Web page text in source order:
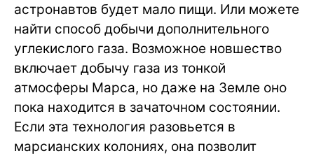
астронавтов будет мало пищи. Или можете
найти способ добычи дополнительного
углекислого газа. Возможное новшество
включает добычу газа из тонкой
атмосферы Марса, но даже на Земле оно
пока находится в зачаточном состоянии.
Если эта технология разовьется в
марсианских колониях, она позволит